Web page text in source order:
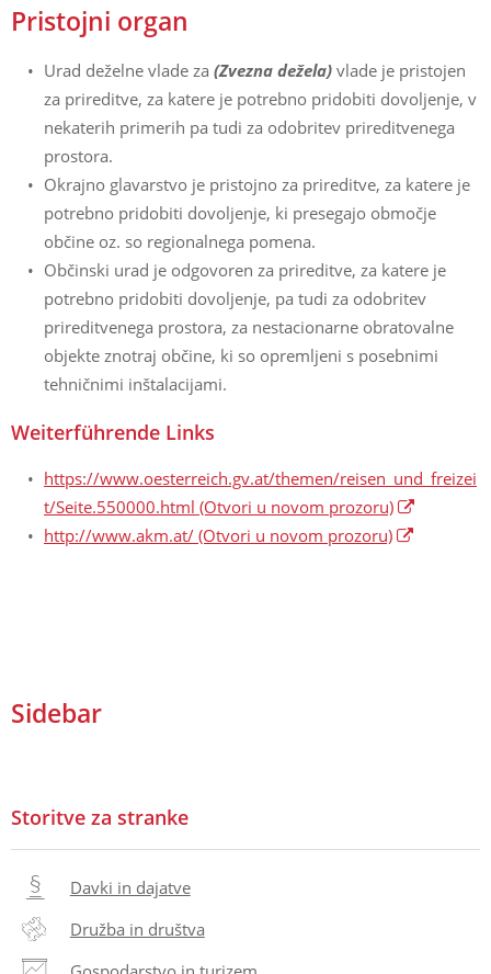
Pristojni organ
Urad deželne vlade za (Zvezna dežela) vlade je pristojen
za prireditve, za katere je potrebno pridobiti dovoljenje, v
nekaterih primerih pa tudi za odobritev prireditvenega
prostora.
Okrajno glavarstvo je pristojno za prireditve, za katere je
potrebno pridobiti dovoljenje, ki presegajo območje
občine oz. so regionalnega pomena.
Občinski urad je odgovoren za prireditve, za katere je
potrebno pridobiti dovoljenje, pa tudi za odobritev
prireditvenega prostora, za nestacionarne obratovalne
objekte znotraj občine, ki so opremljeni s posebnimi
tehničnimi inštalacijami.
Weiterführende Links
https://www.oesterreich.gv.at/themen/reisen_und_freizei
t/Seite.550000.html (Otvori u novom prozoru)
http://www.akm.at/ (Otvori u novom prozoru)
Sidebar
Storitve za stranke
Davki in dajatve
Družba in društva